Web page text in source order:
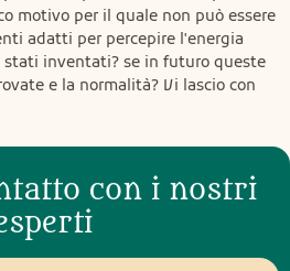
motivo per il quale non può essere
adatti per percepire l'energia
stati inventati? se in futuro queste
e la normalità? Vi lascio con
con i nostri